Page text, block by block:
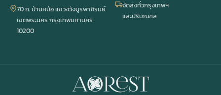
70 ถ. บ้านหม้อ แขวงวังบูรพาภิรมย์
เขตพระนคร กรุงเทพมหานคร
10200
จัดส่งทั่วกรุงเทพฯ
และปริมณฑล